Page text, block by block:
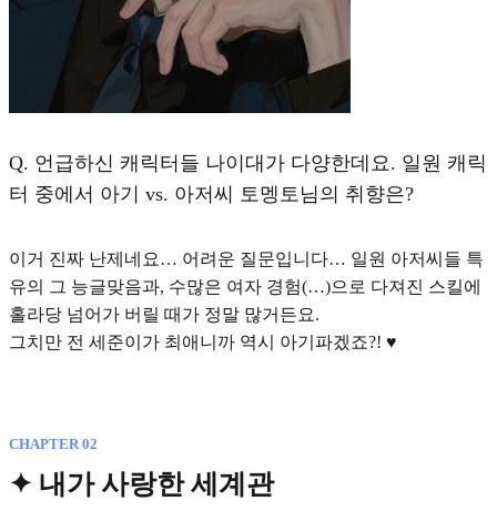
Q. 언급하신 캐릭터들 나이대가 다양한데요. 일원 캐릭
터 중에서 아기 vs. 아저씨 토멩토님의 취향은?
이거 진짜 난제네요… 어려운 질문입니다… 일원 아저씨들 특
유의 그 능글맞음과, 수많은 여자 경험(…)으로 다져진 스킬에
홀라당 넘어가 버릴 때가 정말 많거든요.
그치만 전 세준이가 최애니까 역시 아기파겠죠?! ♥︎
CHAPTER 02
✦ 내가 사랑한 세계관